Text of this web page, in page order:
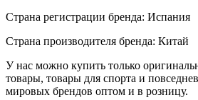
Страна регистрации бренда: Испания
Страна производителя бренда: Китай
У нас можно купить только
товары, товары для спорта и
мировых брендов оптом и в розницу.